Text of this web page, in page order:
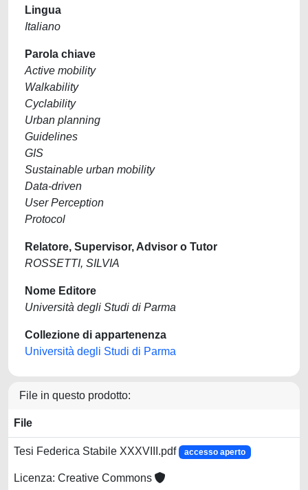
Lingua
Italiano
Parola chiave
Active mobility
Walkability
Cyclability
Urban planning
Guidelines
GIS
Sustainable urban mobility
Data-driven
User Perception
Protocol
Relatore, Supervisor, Advisor o Tutor
ROSSETTI, SILVIA
Nome Editore
Università degli Studi di Parma
Collezione di appartenenza
Università degli Studi di Parma
File in questo prodotto:
File
Tesi Federica Stabile XXXVIII.pdf accesso aperto
Licenza: Creative Commons